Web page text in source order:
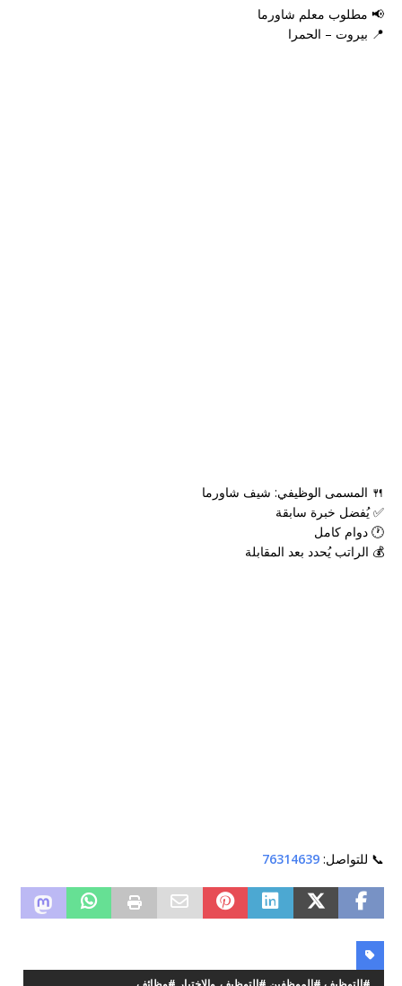
📢 مطلوب معلم شاورما
📍 بيروت – الحمرا
🍴 المسمى الوظيفي: شيف شاورما
✅ يُفضل خبرة سابقة
🕐 دوام كامل
💰 الراتب يُحدد بعد المقابلة
📞 للتواصل: 76314639